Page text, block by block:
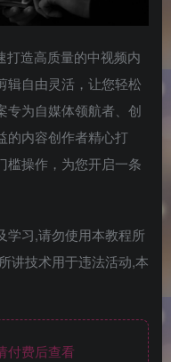
打造高质量的中视频内
辑自由灵活，让您轻松
专为自媒体领航者、创
的内容创作者精心打
槛操作，为您开启一条
学习,请勿使用本教程所
讲技术用于违法活动,本
付费后查看